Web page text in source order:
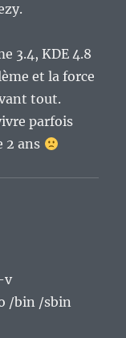
3.4, KDE 4.8
et la force
tout.
parfois
2 ans
v
/bin /sbin